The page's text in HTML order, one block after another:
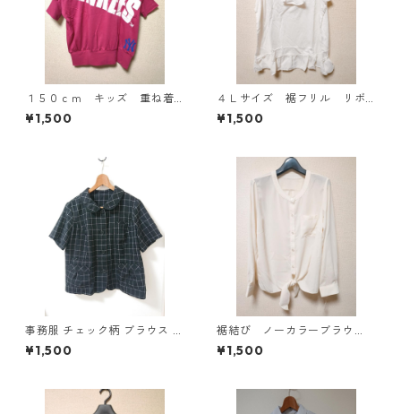
１５０ｃｍ キッズ 重ね着
風ドルマントップス マゼン
タ KAE-4791
¥1,500
４Ｌサイズ 裾フリル リボ
ン付きタンクトップ オフホ
ワイト KAE-4780
¥1,500
事務服 チェック柄 ブラウス 3
L ブラック ◆KIY-1298◆
¥1,500
裾結び ノーカラーブラウ
ス ３Ｌ アイボリー KAE-
4813
¥1,500